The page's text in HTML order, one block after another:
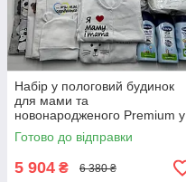
Набір у пологовий будинок
для мами та
новонародженого Premium у
прозорій сумці L + сумка M
для малюка 34 позиції
EkoMama
Готово до відправки
5 904 ₴ 6 380 ₴